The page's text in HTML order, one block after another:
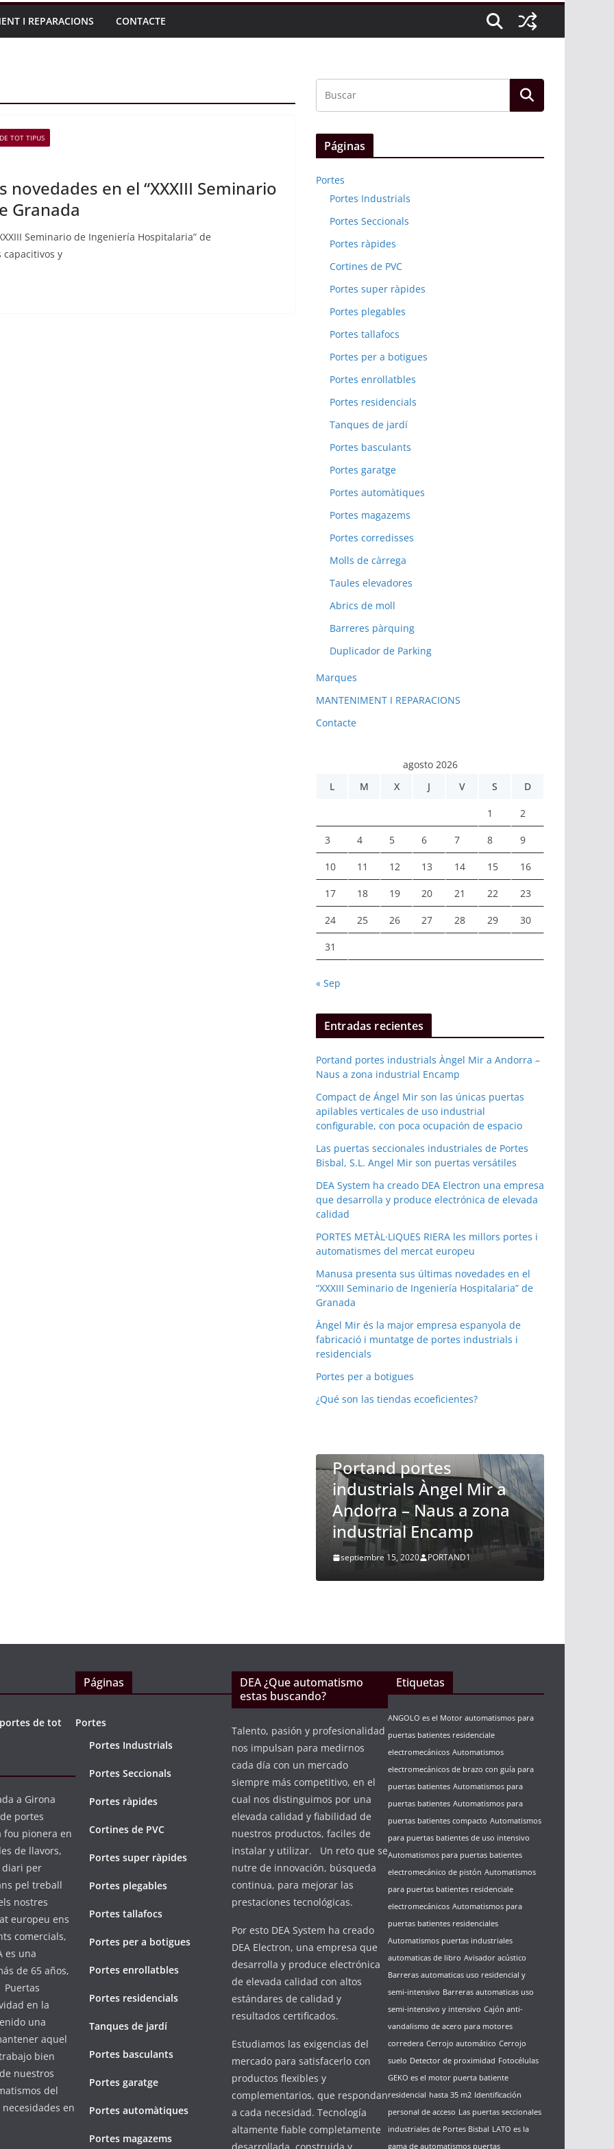
I REPARACIONS CONTACTE
TOT TIPUS
en el “XXXIII Seminario
Granada
Seminario de Ingeniería Hospitalaria” de
capacitivos y
Páginas
Portes
Portes Industrials
Portes Seccionals
Portes ràpides
Cortines de PVC
Portes super ràpides
Portes plegables
Portes tallafocs
Portes per a botigues
Portes enrollatbles
Portes residencials
Tanques de jardí
Portes basculants
Portes garatge
Portes automàtiques
Portes magazems
Portes corredisses
Molls de càrrega
Taules elevadores
Abrics de moll
Barreres pàrquing
Duplicador de Parking
Marques
MANTENIMENT I REPARACIONS
Contacte
agosto 2026
L
M X J V S D
1 2
3 4 5 6 7 8 9
10 11 12 13 14 15 16
17 18 19 20 21 22 23
24 25 26 27 28 29 30
31
« Sep
Entradas recientes
Portand portes industrials Àngel Mir a Andorra –
Naus a zona industrial Encamp
Compact de Ángel Mir son las únicas puertas
apilables verticales de uso industrial
configurable, con poca ocupación de espacio
Las puertas seccionales industriales de Portes
Bisbal, S.L. Angel Mir son puertas versátiles
DEA System ha creado DEA Electron una empresa
que desarrolla y produce electrónica de elevada
calidad
PORTES METÀL·LIQUES RIERA les millors portes i
automatismes del mercat europeu
Manusa presenta sus últimas novedades en el
“XXXIII Seminario de Ingeniería Hospitalaria” de
Granada
Àngel Mir és la major empresa espanyola de
fabricació i muntatge de portes industrials i
residencials
Portes per a botigues
¿Qué son las tiendas ecoeficientes?
industrials Àngel Mir a
Andorra – Naus a zona
industrial Encamp
EN PORTES DE TOT TIPUS
apilables verticales de
uso industrial
configurable, con poca
ocupación de espacio
noviembre 10, 2015
de tot
a Girona
portes
fou pionera en
de llavors,
diari per
pel treball
nostres
europeu ens
comercials,
es una
de 65 años,
Puertas
en la
una
aquel
bien
nuestros
del
en
Páginas
Portes
Portes Industrials
Portes Seccionals
Portes ràpides
Cortines de PVC
Portes super ràpides
Portes plegables
Portes tallafocs
Portes per a botigues
Portes enrollatbles
Portes residencials
Tanques de jardí
Portes basculants
Portes garatge
Portes automàtiques
Portes magazems
DEA ¿Que automatismo
estas buscando?
Talento, pasión y profesionalidad
nos impulsan para medirnos
cada día con un mercado
siempre más competitivo, en el
cual nos distinguimos por una
elevada calidad y fiabilidad de
nuestros productos, faciles de
instalar y utilizar. Un reto que se
nutre de innovación, búsqueda
continua, para mejorar las
prestaciones tecnológicas.
Por esto DEA System ha creado
DEA Electron, una empresa que
desarrolla y produce electrónica
de elevada calidad con altos
estándares de calidad y
resultados certificados.
Estudiamos las exigencias del
mercado para satisfacerlo con
productos flexibles y
complementarios, que respondan
a cada necesidad. Tecnología
altamente fiable completamente
Etiquetas
ANGOLO es el Motor automatismos para
puertas batientes residenciale
electromecánicos Automatismos
electromecánicos de brazo con guía para
puertas batientes Automatismos para
puertas batientes Automatismos para
puertas batientes compacto Automatismos
para puertas batientes de uso intensivo
Automatismos para puertas batientes
electromecánico de pistón Automatismos
para puertas batientes residenciale
electromecánicos Automatismos para
puertas batientes residenciales
Automatismos puertas industriales
automaticas de libro Avisador acústico
Barreras automaticas uso residencial y
semi-intensivo Barreras automaticas uso
semi-intensivo y intensivo Cajón anti-
vandalismo de acero para motores
corredera Cerrojo automático Cerrojo
suelo Detector de proximidad Fotocélulas
GEKO es el motor puerta batiente
residencial hasta 35 m2 Identificación
personal de acceso Las puertas seccionales
industriales de Portes Bisbal LATO es la
gama de automatismos puertas